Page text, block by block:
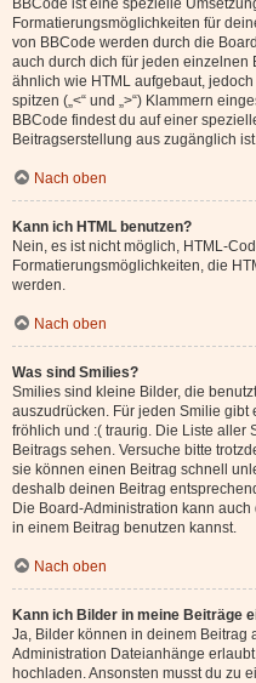
BBCode ist eine spezielle
Formatierungsmöglichkeiten für
von BBCode werden durch die
auch durch dich für jeden einzelnen
ähnlich wie HTML aufgebaut, jedoch
spitzen („<“ und „>“) Klammern
BBCode findest du auf einer
Beitragserstellung aus zugänglich
Nach oben
Kann ich HTML benutzen?
Nein, es ist nicht möglich, HTML-
Formatierungsmöglichkeiten, die
werden.
Nach oben
Was sind Smilies?
Smilies sind kleine Bilder, die
auszudrücken. Für jeden Smilie gibt
fröhlich und :( traurig. Die Liste aller
Beitrags sehen. Versuche bitte
sie können einen Beitrag schnell
deshalb deinen Beitrag
Die Board-Administration kann
in einem Beitrag benutzen kannst.
Nach oben
Kann ich Bilder in meine Beiträge
Ja, Bilder können in deinem Beitrag
Administration Dateianhänge
hochladen. Ansonsten musst du zu